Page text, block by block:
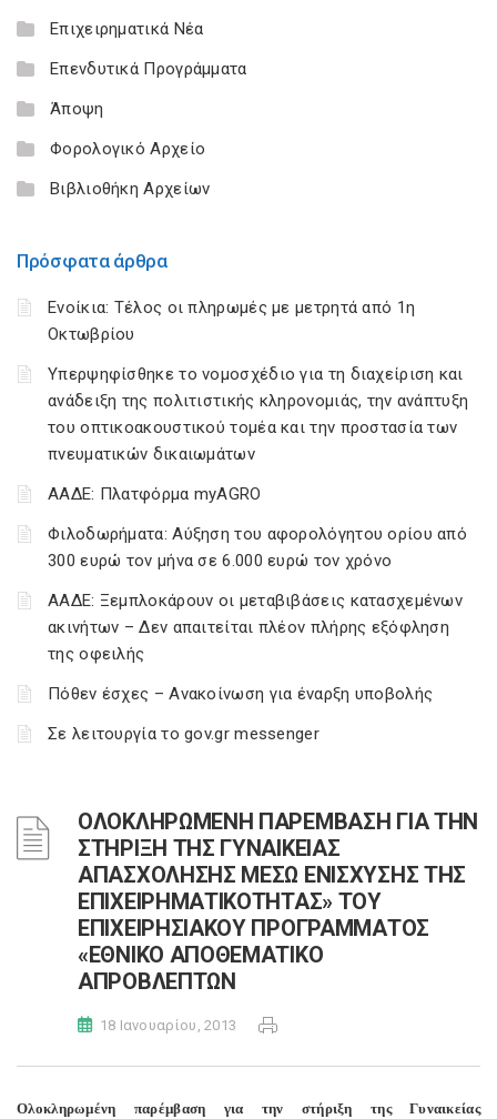
Επιχειρηματικά Νέα
Επενδυτικά Προγράμματα
Άποψη
Φορολογικό Αρχείο
Βιβλιοθήκη Αρχείων
Πρόσφατα άρθρα
Ενοίκια: Τέλος οι πληρωμές με μετρητά από 1η
Οκτωβρίου
Υπερψηφίσθηκε το νομοσχέδιο για τη διαχείριση και
ανάδειξη της πολιτιστικής κληρονομιάς, την ανάπτυξη
του οπτικοακουστικού τομέα και την προστασία των
πνευματικών δικαιωμάτων
ΑΑΔΕ: Πλατφόρμα myAGRO
Φιλοδωρήματα: Αύξηση του αφορολόγητου ορίου από
300 ευρώ τον μήνα σε 6.000 ευρώ τον χρόνο
ΑΑΔΕ: Ξεμπλοκάρουν οι μεταβιβάσεις κατασχεμένων
ακινήτων – Δεν απαιτείται πλέον πλήρης εξόφληση
της οφειλής
Πόθεν έσχες – Ανακοίνωση για έναρξη υποβολής
Σε λειτουργία το gov.gr messenger
ΟΛΟΚΛΗΡΩΜΕΝΗ ΠΑΡΕΜΒΑΣΗ ΓΙΑ ΤΗΝ
ΣΤΗΡΙΞΗ ΤΗΣ ΓΥΝΑΙΚΕΙΑΣ
ΑΠΑΣΧΟΛΗΣΗΣ ΜΕΣΩ ΕΝΙΣΧΥΣΗΣ ΤΗΣ
ΕΠΙΧΕΙΡΗΜΑΤΙΚΟΤΗΤΑΣ» ΤΟΥ
ΕΠΙΧΕΙΡΗΣΙΑΚΟΥ ΠΡΟΓΡΑΜΜΑΤΟΣ
«ΕΘΝΙΚΟ ΑΠΟΘΕΜΑΤΙΚΟ
ΑΠΡΟΒΛΕΠΤΩΝ
18 Ιανουαρίου, 2013
Ολοκληρωµένη παρέµβαση για την στήριξη της Γυναικείας